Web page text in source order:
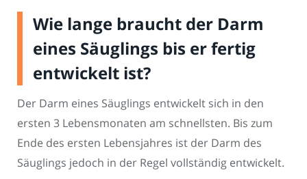
Wie lange braucht der Darm
eines Säuglings bis er fertig
entwickelt ist?
Der Darm eines Säuglings entwickelt sich in den
ersten 3 Lebensmonaten am schnellsten. Bis zum
Ende des ersten Lebensjahres ist der Darm des
Säuglings jedoch in der Regel vollständig entwickelt.